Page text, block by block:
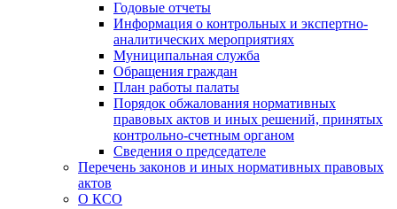
Годовые отчеты
Информация о контрольных и экспертно-
аналитических мероприятиях
Муниципальная служба
Обращения граждан
План работы палаты
Порядок обжалования нормативных
правовых актов и иных решений, принятых
контрольно-счетным органом
Сведения о председателе
Перечень законов и иных нормативных правовых
актов
О КСО